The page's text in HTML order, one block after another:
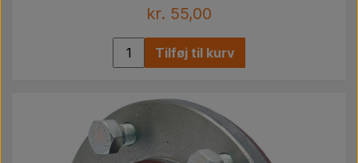
kr. 55,00
Tilføj til kurv